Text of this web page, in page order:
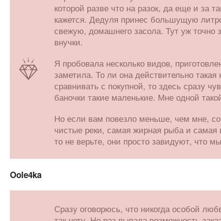
которой разве что на разок, да еще и за
кажется. Дедуля принес большущую
свежую, домашнего засола. Тут уж
внучки.
Я пробовала несколько видов,
заметила. То ли она действительно
сравнивать с покупной, то здесь сразу
баночки такие маленькие. Мне одной
Но если вам повезло меньше, чем мне,
чистые реки, самая жирная рыба и самая
то не верьте, они просто завидуют, что
Oole4ka
Сразу оговорюсь, что никогда особой